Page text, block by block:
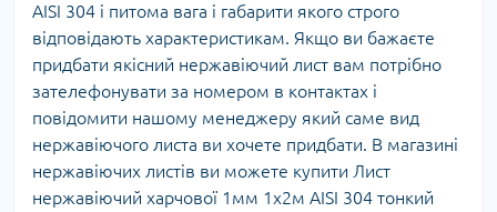
AISI 304 і питома вага і габарити якого строго
відповідають характеристикам. Якщо ви бажаєте
придбати якісний нержавіючий лист вам потрібно
зателефонувати за номером в контактах і
повідомити нашому менеджеру який саме вид
нержавіючого листа ви хочете придбати. В магазині
нержавіючих листів ви можете купити Лист
нержавіючий харчової 1мм 1х2м AISI 304 тонкий